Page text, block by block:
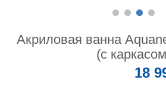
Акриловая ванна
(с
18